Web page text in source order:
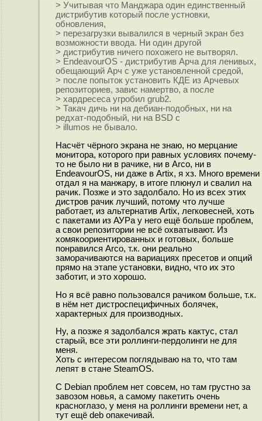
> Учитывая что Манджара один единственный
дистрибутив который после устновки,
обновления,
> перезагрузки вывалился в черный экран без
возможности ввода. Ни один другой
> дистрибутив ничего похожего не вытворял.
> EndeavourOS - дистрибутив Арча для ленивых,
обещающий Арч с уже установленной средой,
> после попыток установить КДЕ из Арчевых
репозиториев, завис намертво, а после
> хардреcеса угробил grub2.
> Такач дичь ни на дебиан-подобных, ни на
редхат-подобный, ни на BSD с
> illumos не бывало.
Насчёт чёрного экрана не знаю, но мерцание
монитора, которого при равных условиях почему-
то не было ни в рачике, ни в Arco, ни в
EndeavourOS, ни даже в Artix, я хз. Много времени
отдал я на манжару, в итоге плюнул и свалил на
рачик. Позже и это задолбало. Но из всех этих
дистров рачик лучший, потому что лучше
работает, из альтернатив Artix, легковесней, хоть
с пакетами из АУРа у него ещё больше проблем,
а свои репозитории не всё охватывают. Из
хомякоориентированных и готовых, больше
понравился Arco, т.к. они реально
заморачиваются на вариациях пресетов и опций
прямо на этапе установки, видно, что их это
заботит, и это хорошо.
Но я всё равно пользовался рачиком больше, т.к.
в нём нет дистроспецифичных болячек,
характерных для производных.
Ну, а позже я задолбался жрать кактус, стал
старый, все эти роллинги-пердолинги не для
меня.
Хоть с интересом поглядываю на то, что там
лепят в стане SteamOS.
С Debian проблем нет совсем, но там грустно за
завозом новья, а самому пакетить очень
кpacнoглaзo, у меня на роллинги времени нет, а
тут ещё deb опакечивай.